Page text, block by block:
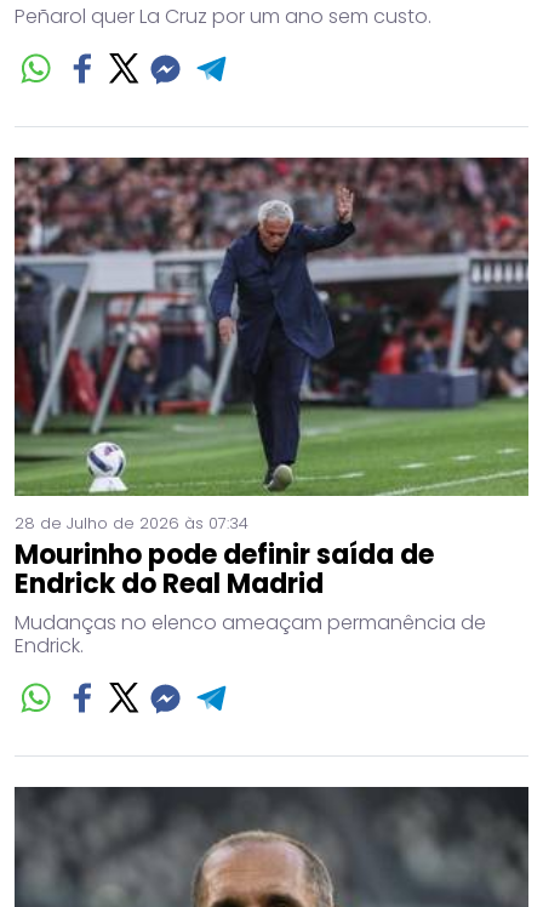
Peñarol quer La Cruz por um ano sem custo.
28 de Julho de 2026 às 07:34
Mourinho pode definir saída de
Endrick do Real Madrid
Mudanças no elenco ameaçam permanência de
Endrick.